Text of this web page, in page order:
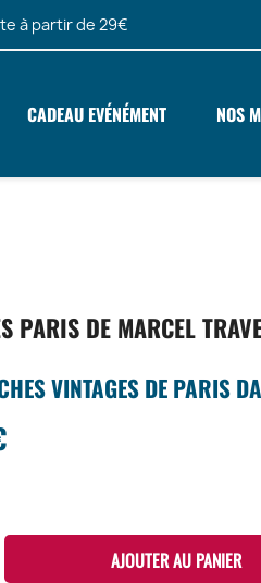
à partir de 29€
CADEAU EVÉNÉMENT NOS
PARIS DE MARCEL
VINTAGES DE PARIS
AJOUTER AU PANIER